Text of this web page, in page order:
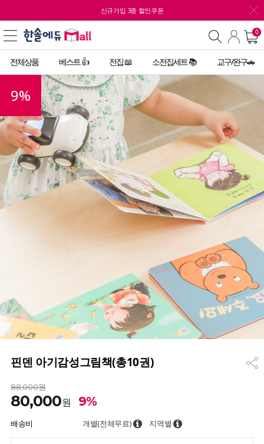
신규가입 3종 할인쿠폰
0
전체상품 베스트 👍 전집 📖 소전집세트 📚 교구/완구🚗
9%
핀덴 아기감성그림책(총10권)
88,000원
80,000원 9%
배송비 개별(전체무료) 지역별